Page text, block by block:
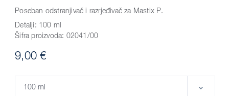
Poseban odstranjivač i razrjeđivač za Mastix P.
Detalji: 100 ml
Šifra proizvoda: 02041/00
9,00 €